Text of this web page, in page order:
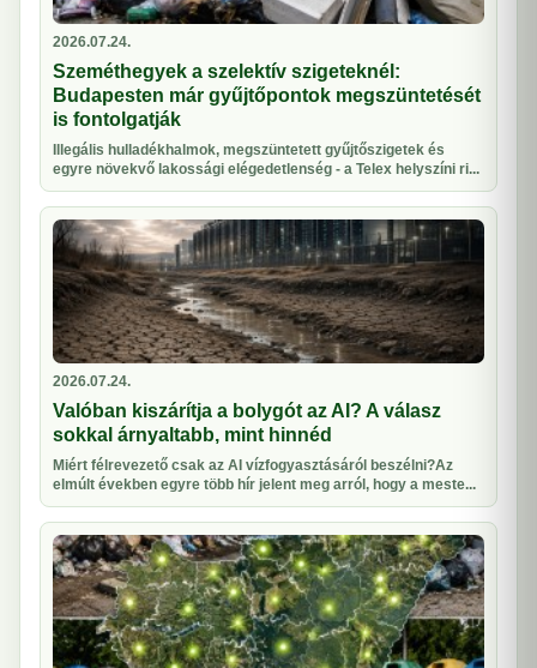
2026.07.24.
Szeméthegyek a szelektív szigeteknél:
Budapesten már gyűjtőpontok megszüntetését
is fontolgatják
Illegális hulladékhalmok, megszüntetett gyűjtőszigetek és
egyre növekvő lakossági elégedetlenség - a Telex helyszíni ri...
2026.07.24.
Valóban kiszárítja a bolygót az AI? A válasz
sokkal árnyaltabb, mint hinnéd
Miért félrevezető csak az AI vízfogyasztásáról beszélni?Az
elmúlt években egyre több hír jelent meg arról, hogy a meste...